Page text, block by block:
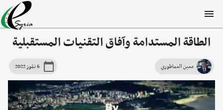
الطاقة المستدامة وآفاق التقنيات المستقبلية
معين العماطوري 6 تمّوز 2022